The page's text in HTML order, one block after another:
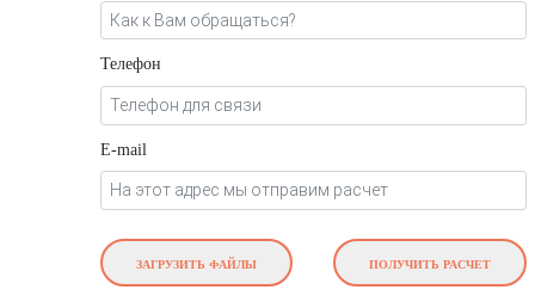
Телефон
E-mail
ЗАГРУЗИТЬ ФАЙЛЫ ПОЛУЧИТЬ РАСЧЕТ